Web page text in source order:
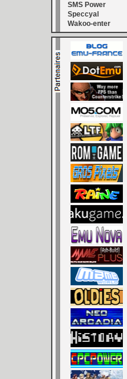
SMS Power
Speccyal
Wakoo-enter